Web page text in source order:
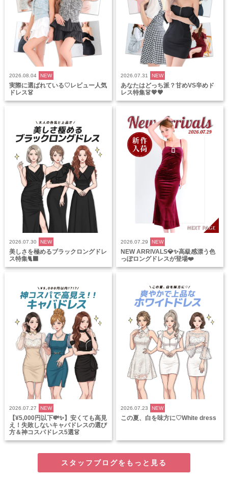
2026.08.04 NEW
実際に選ばれている♡レビュー人気
ドレス👗
2026.07.31 NEW
あなたはどっち派？甘めVS辛めド
レス特集👗💖🖤
2026.07.30 NEW
美しさを極めるブラックロングドレ
ス特集🐈‍⬛
2026.07.29 NEW
NEW ARRIVALS💎✨高級感漂う色
っぽロングドレスが登場❤️
2026.07.27 NEW
【¥5,000円以下💸✨】安くても高見
え！失敗しないキャバドレスの選び
方＆神コスパドレス5選👗
2026.07.23 NEW
この夏、白を味方に♡White dress
スタッフブログをもっと見る